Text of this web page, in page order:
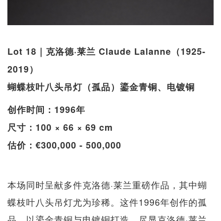
Lot 18｜克洛德·莱兰 Claude Lalanne（1925-
2019）
蝴蝶枝叶八头吊灯（孤品）鎏金青铜、电镀铜
创作时间：1996年
尺寸：100 × 66 × 69 cm
估价：€300,000 - 500,000
本场同时呈献多件克洛德·莱兰重磅作品，其中蝴
蝶枝叶八头吊灯尤为珍稀。这件1996年创作的孤